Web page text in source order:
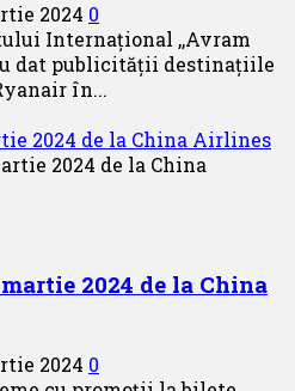
2024 0
Internațional ,,Avram
dat publicității destinațiile
în...
2024 de la China Airlines
2024 de la China
2024 0